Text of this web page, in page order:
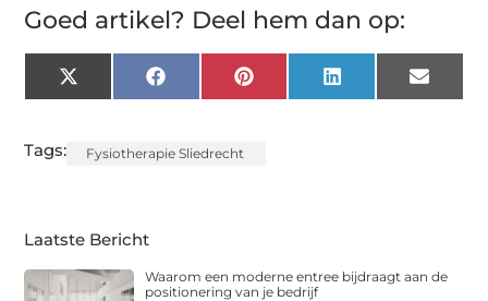
Goed artikel? Deel hem dan op:
X
(Twitter)
FacebookPinterest LinkedIn Email
Tags: Fysiotherapie Sliedrecht
Laatste Bericht
Waarom een moderne entree bijdraagt aan de
positionering van je bedrijf